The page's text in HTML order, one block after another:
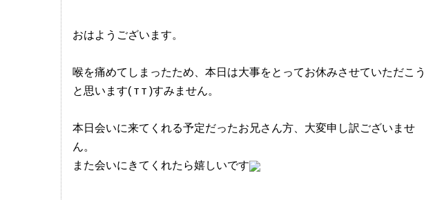
おはようございます。
喉を痛めてしまったため、本日は大事をとってお休みさせていただこう
と思います( т т )すみません。
本日会いに来てくれる予定だったお兄さん方、大変申し訳ございませ
ん。
また会いにきてくれたら嬉しいです